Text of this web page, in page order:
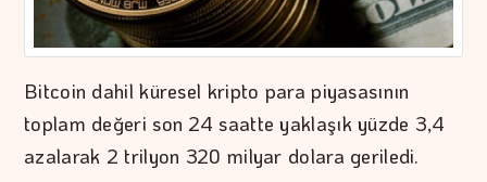
Bitcoin dahil küresel kripto para piyasasının
toplam değeri son 24 saatte yaklaşık yüzde 3,4
azalarak 2 trilyon 320 milyar dolara geriledi.